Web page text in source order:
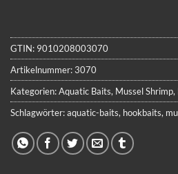
GTIN: 9010208003070
Artikelnummer:3070
Kategorien:Aquatic Baits, Mussel Shrimp,
Schlagwörter:aquatic-baits, hookbaits,